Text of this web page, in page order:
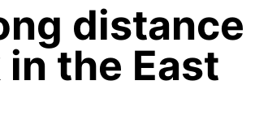
distance
the East